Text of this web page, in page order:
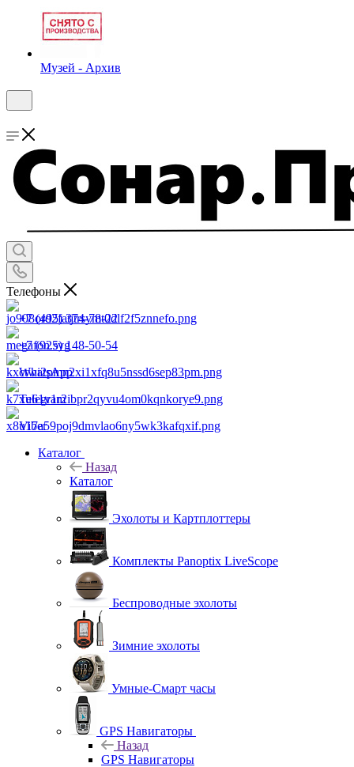
Музей - Архив
Телефоны
+7 (495) 374-78-22
+7 (925) 148-50-54
WhatsApp
Telegram
Viber
Каталог
Назад
Каталог
Эхолоты и Картплоттеры
Комплекты Panoptix LiveScope
Беспроводные эхолоты
Зимние эхолоты
Умные-Смарт часы
GPS Навигаторы
Назад
GPS Навигаторы